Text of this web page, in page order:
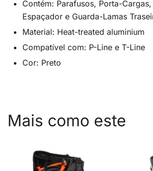
Contém: Parafusos, Porta-Cargas,
Espaçador e Guarda-Lamas
Material: Heat-treated aluminium
Compatível com: P-Line e T-Line
Cor: Preto
Mais como este